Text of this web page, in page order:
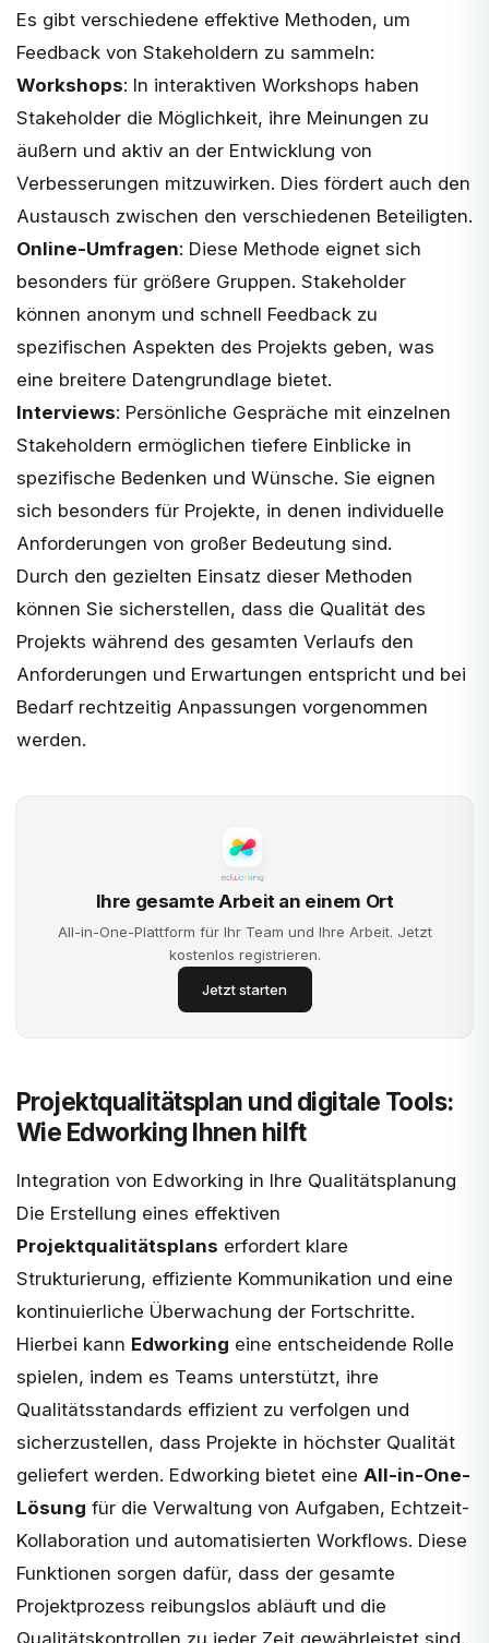
Es gibt verschiedene effektive Methoden, um
Feedback von Stakeholdern zu sammeln:
Workshops: In interaktiven Workshops haben
Stakeholder die Möglichkeit, ihre Meinungen zu
äußern und aktiv an der Entwicklung von
Verbesserungen mitzuwirken. Dies fördert auch den
Austausch zwischen den verschiedenen Beteiligten.
Online-Umfragen: Diese Methode eignet sich
besonders für größere Gruppen. Stakeholder
können anonym und schnell Feedback zu
spezifischen Aspekten des Projekts geben, was
eine breitere Datengrundlage bietet.
Interviews: Persönliche Gespräche mit einzelnen
Stakeholdern ermöglichen tiefere Einblicke in
spezifische Bedenken und Wünsche. Sie eignen
sich besonders für Projekte, in denen individuelle
Anforderungen von großer Bedeutung sind.
Durch den gezielten Einsatz dieser Methoden
können Sie sicherstellen, dass die Qualität des
Projekts während des gesamten Verlaufs den
Anforderungen und Erwartungen entspricht und bei
Bedarf rechtzeitig Anpassungen vorgenommen
werden.
Ihre gesamte Arbeit an einem Ort
All-in-One-Plattform für Ihr Team und Ihre Arbeit. Jetzt
kostenlos registrieren.
Jetzt starten
Projektqualitätsplan und digitale Tools:
Wie Edworking Ihnen hilft
Integration von Edworking in Ihre Qualitätsplanung
Die Erstellung eines effektiven
Projektqualitätsplans erfordert klare
Strukturierung, effiziente Kommunikation und eine
kontinuierliche Überwachung der Fortschritte.
Hierbei kann Edworking eine entscheidende Rolle
spielen, indem es Teams unterstützt, ihre
Qualitätsstandards effizient zu verfolgen und
sicherzustellen, dass Projekte in höchster Qualität
geliefert werden. Edworking bietet eine All-in-One-
Lösung für die Verwaltung von Aufgaben, Echtzeit-
Kollaboration und automatisierten Workflows. Diese
Funktionen sorgen dafür, dass der gesamte
Projektprozess reibungslos abläuft und die
Qualitätskontrollen zu jeder Zeit gewährleistet sind.